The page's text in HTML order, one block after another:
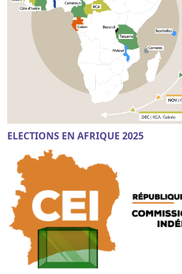
ELECTIONS EN AFRIQUE 2025